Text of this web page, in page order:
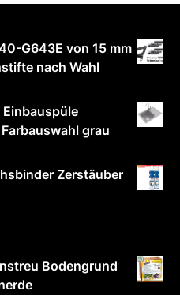
G643E von 15 mm
nach Wahl
grau
Zerstäuber
Bodengrund